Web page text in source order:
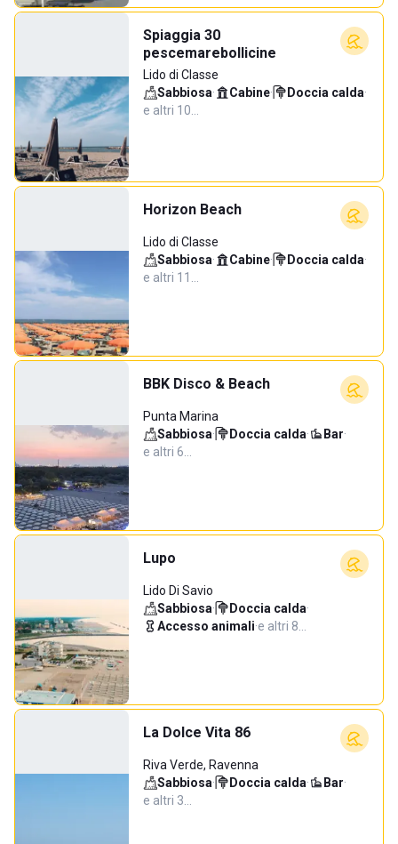
Spiaggia 30
pescemarebollicine
Lido di Classe
Sabbiosa· Cabine· Doccia calda·
e altri 10…
Horizon Beach
Lido di Classe
Sabbiosa· Cabine· Doccia calda·
e altri 11…
BBK Disco & Beach
Punta Marina
Sabbiosa· Doccia calda· Bar·
e altri 6…
Lupo
Lido Di Savio
Sabbiosa· Doccia calda·
Accesso animali·e altri 8…
La Dolce Vita 86
Riva Verde, Ravenna
Sabbiosa· Doccia calda· Bar·
e altri 3…